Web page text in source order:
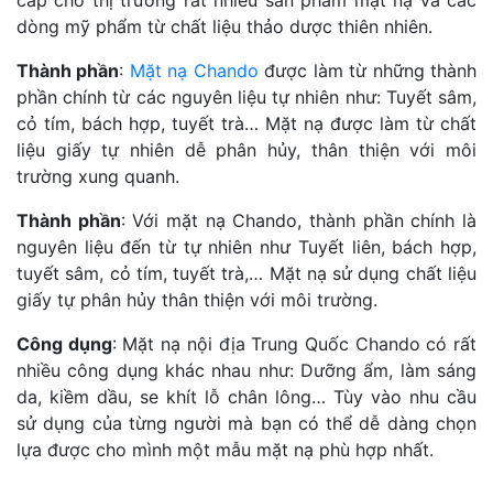
dòng mỹ phẩm từ chất liệu thảo dược thiên nhiên.
Thành phần: Mặt nạ Chando được làm từ những thành
phần chính từ các nguyên liệu tự nhiên như: Tuyết sâm,
cỏ tím, bách hợp, tuyết trà… Mặt nạ được làm từ chất
liệu giấy tự nhiên dễ phân hủy, thân thiện với môi
trường xung quanh.
Thành phần: Với mặt nạ Chando, thành phần chính là
nguyên liệu đến từ tự nhiên như Tuyết liên, bách hợp,
tuyết sâm, cỏ tím, tuyết trà,… Mặt nạ sử dụng chất liệu
giấy tự phân hủy thân thiện với môi trường.
Công dụng: Mặt nạ nội địa Trung Quốc Chando có rất
nhiều công dụng khác nhau như: Dưỡng ẩm, làm sáng
da, kiềm dầu, se khít lỗ chân lông… Tùy vào nhu cầu
sử dụng của từng người mà bạn có thể dễ dàng chọn
lựa được cho mình một mẫu mặt nạ phù hợp nhất.